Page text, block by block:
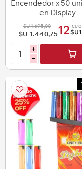
Encendedor x 50
en Display
$U 1.695,00
$U 1.440,7512
i
h